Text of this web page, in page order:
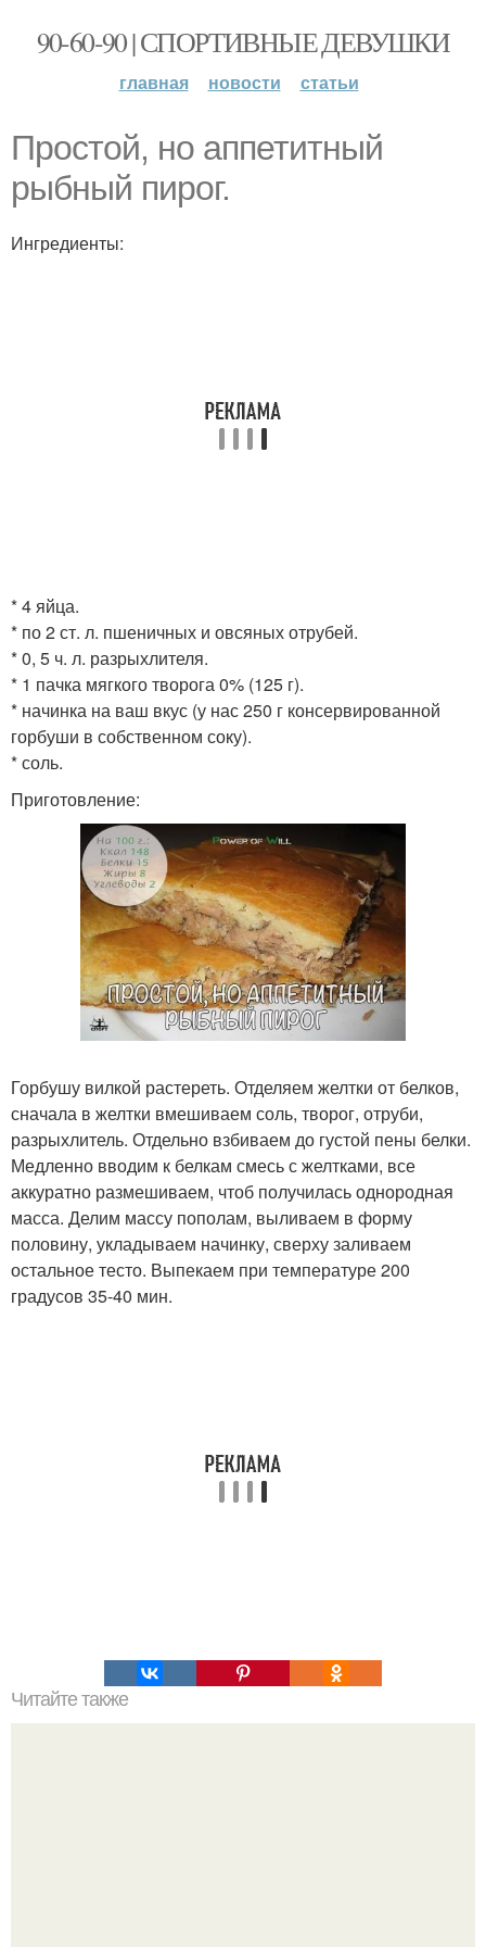
90-60-90 | СПОРТИВНЫЕ ДЕВУШКИ
главная новости статьи
Простой, но аппетитный
рыбный пирог.
Ингредиенты:
* 4 яйца.
* по 2 ст. л. пшеничных и овсяных отрубей.
* 0, 5 ч. л. разрыхлителя.
* 1 пачка мягкого творога 0% (125 г).
* начинка на ваш вкус (у нас 250 г консервированной
горбуши в собственном соку).
* соль.
Приготовление:
Горбушу вилкой растереть. Отделяем желтки от белков,
сначала в желтки вмешиваем соль, творог, отруби,
разрыхлитель. Отдельно взбиваем до густой пены белки.
Медленно вводим к белкам смесь с желтками, все
аккуратно размешиваем, чтоб получилась однородная
масса. Делим массу пополам, выливаем в форму
половину, укладываем начинку, сверху заливаем
остальное тесто. Выпекаем при температуре 200
градусов 35-40 мин.
Читайте также